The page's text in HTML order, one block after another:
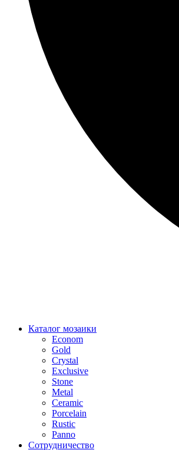
Каталог мозаики
Econom
Gold
Crystal
Exclusive
Stone
Metal
Ceramic
Porcelain
Rustic
Panno
Сотрудничество